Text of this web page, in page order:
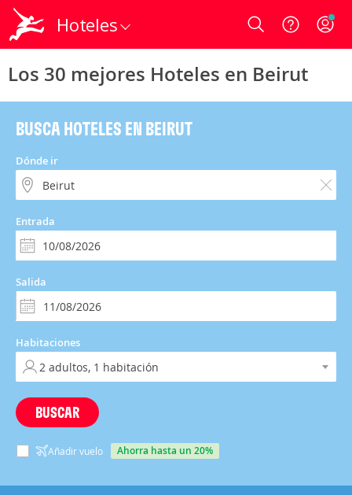
Hoteles Login
Los 30 mejores Hoteles en Beirut
BUSCA HOTELES EN BEIRUT
Dónde ir
Entrada
Salida
Habitaciones
BUSCAR
Añadir vuelo ahorra hasta un 20%